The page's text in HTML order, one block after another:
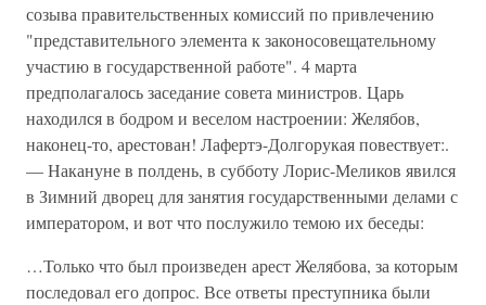
созыва правительственных комиссий по привлечению
"представительного элемента к законосовещательному
участию в государственной работе". 4 марта
предполагалось заседание совета министров. Царь
находился в бодром и веселом настроении: Желябов,
наконец-то, арестован! Лафертэ-Долгорукая повествует:.
— Накануне в полдень, в субботу Лорис-Меликов явился
в Зимний дворец для занятия государственными делами с
императором, и вот что послужило темою их беседы:
…Только что был произведен арест Желябова, за которым
последовал его допрос. Все ответы преступника были